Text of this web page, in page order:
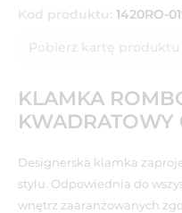
Kod produktu: 1420RO-
Pobierz kartę produktu
KLAMKA
KWADRATOWY
Designerska klamka
stylu. Odpowiednia do
wnętrz zaaranżowanych